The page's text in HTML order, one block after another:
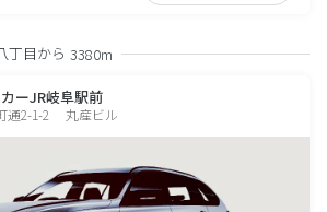
丁目から 3380m
ーJR岐阜駅前
通2-1-2 丸産ビル